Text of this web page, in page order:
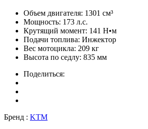
Объем двигателя: 1301 см³
Мощность: 173 л.с.
Крутящий момент: 141 Н•м
Подачи топлива: Инжектор
Вес мотоцикла: 209 кг
Высота по седлу: 835 мм
Поделиться:
Бренд : KTM